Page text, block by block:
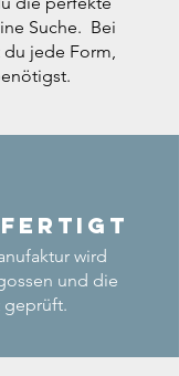
Suche. Bei
jede Form,
wird
und die
geprüft.